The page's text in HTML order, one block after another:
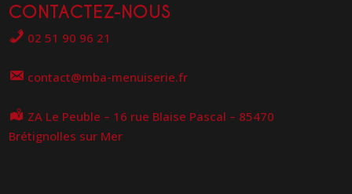
CONTACTEZ-NOUS
02 51 90 96 21
contact@mba-menuiserie.fr
ZA Le Peuble – 16 rue Blaise Pascal – 85470
Brétignolles sur Mer